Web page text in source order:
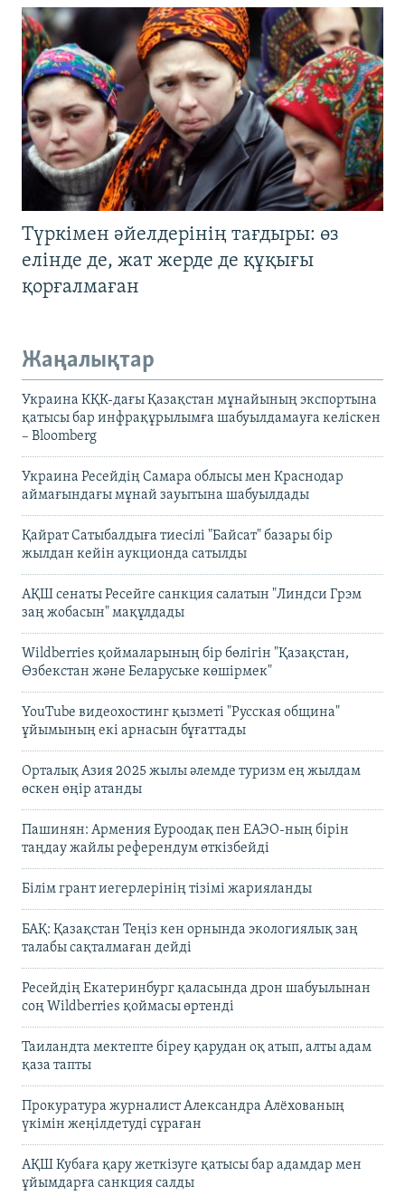
Түркімен әйелдерінің тағдыры: өз
елінде де, жат жерде де құқығы
қорғалмаған
Жаңалықтар
Украина КҚК-дағы Қазақстан мұнайының экспортына
қатысы бар инфрақұрылымға шабуылдамауға келіскен
– Bloomberg
Украина Ресейдің Самара облысы мен Краснодар
аймағындағы мұнай зауытына шабуылдады
Қайрат Сатыбалдыға тиесілі "Байсат" базары бір
жылдан кейін аукционда сатылды
АҚШ сенаты Ресейге санкция салатын "Линдси Грэм
заң жобасын" мақұлдады
Wildberries қоймаларының бір бөлігін "Қазақстан,
Өзбекстан және Беларуське көшірмек"
YouTube видеохостинг қызметі "Русская община"
ұйымының екі арнасын бұғаттады
Орталық Азия 2025 жылы әлемде туризм ең жылдам
өскен өңір атанды
Пашинян: Армения Еуроодақ пен ЕАЭО-ның бірін
таңдау жайлы референдум өткізбейді
Білім грант иегерлерінің тізімі жарияланды
БАҚ: Қазақстан Теңіз кен орнында экологиялық заң
талабы сақталмаған дейді
Ресейдің Екатеринбург қаласында дрон шабуылынан
соң Wildberries қоймасы өртенді
Таиландта мектепте біреу қарудан оқ атып, алты адам
қаза тапты
Прокуратура журналист Александра Алёхованың
үкімін жеңілдетуді сұраған
АҚШ Кубаға қару жеткізуге қатысы бар адамдар мен
ұйымдарға санкция салды